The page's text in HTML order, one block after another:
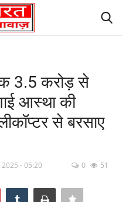
3.5 करोड़ से
आस्था की
से बरसाए
2025 - 05:20 0 51